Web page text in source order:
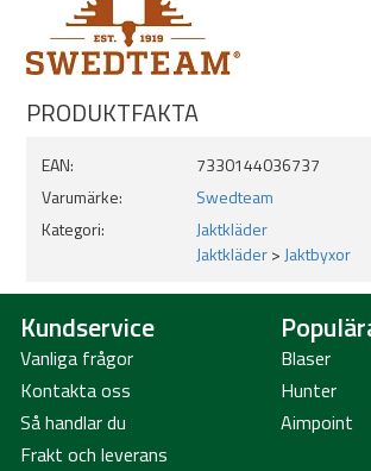
PRODUKTFAKTA
EAN:
7330144036737
Varumärke:
Swedteam
Kategori:
Jaktkläder
Jaktkläder> Jaktbyxor
Kundservice
Vanliga frågor
Kontakta oss
Så handlar du
Frakt och leverans
Blaser
Hunter
Aimpoint